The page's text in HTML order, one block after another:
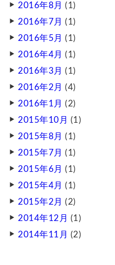
2016年8月 (1)
2016年7月 (1)
2016年5月 (1)
2016年4月 (1)
2016年3月 (1)
2016年2月 (4)
2016年1月 (2)
2015年10月 (1)
2015年8月 (1)
2015年7月 (1)
2015年6月 (1)
2015年4月 (1)
2015年2月 (2)
2014年12月 (1)
2014年11月 (2)